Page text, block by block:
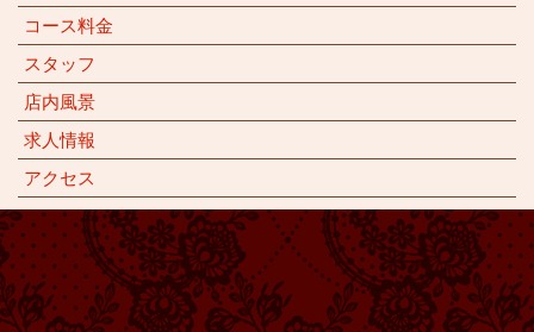
コース料金
スタッフ
店内風景
求人情報
アクセス